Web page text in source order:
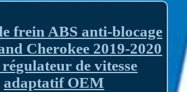
frein ABS anti-blocage
Cherokee 2019-2020
régulateur de vitesse
adaptatif OEM